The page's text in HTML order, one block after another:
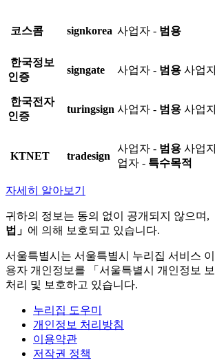
코스콤 signkorea 사업자 - 범용
한국정보
인증
signgate 사업자 - 범용 사업
한국전자
인증
turingsign 사업자 - 범용 사업
KTNET tradesign
사업자 - 범용 사업
업자 - 특수목적
자세히 알아보기
귀하의 정보는 동의 없이 공개되지 않으며,
법」 에 의해 보호되고 있습니다.
서울특별시는 서울특별시 누리집 서비스
용자 개인정보를 「서울특별시 개인정보
처리 및 보호하고 있습니다.
누리집 도우미
개인정보 처리방침
이용약관
저작권 정책